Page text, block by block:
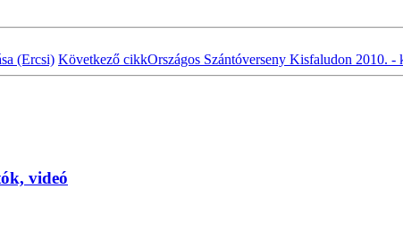
(Ercsi) Következő cikkOrszágos Szántóverseny Kisfaludon 2010. -
videó